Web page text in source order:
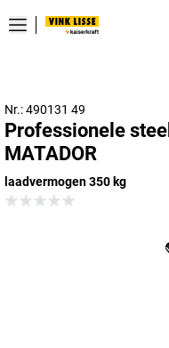
Nr.: 490131 49
Professionele
MATADOR
laadvermogen 350 kg